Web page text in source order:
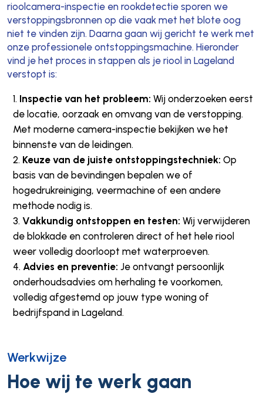
rioolcamera-inspectie en rookdetectie sporen we
verstoppingsbronnen op die vaak met het blote oog
niet te vinden zijn. Daarna gaan wij gericht te werk met
onze professionele ontstoppingsmachine. Hieronder
vind je het proces in stappen als je riool in Lageland
verstopt is:
Inspectie van het probleem: Wij onderzoeken eerst
de locatie, oorzaak en omvang van de verstopping.
Met moderne camera-inspectie bekijken we het
binnenste van de leidingen.
Keuze van de juiste ontstoppingstechniek: Op
basis van de bevindingen bepalen we of
hogedrukreiniging, veermachine of een andere
methode nodig is.
Vakkundig ontstoppen en testen: Wij verwijderen
de blokkade en controleren direct of het hele riool
weer volledig doorloopt met waterproeven.
Advies en preventie: Je ontvangt persoonlijk
onderhoudsadvies om herhaling te voorkomen,
volledig afgestemd op jouw type woning of
bedrijfspand in Lageland.
Werkwijze
Hoe wij te werk gaan